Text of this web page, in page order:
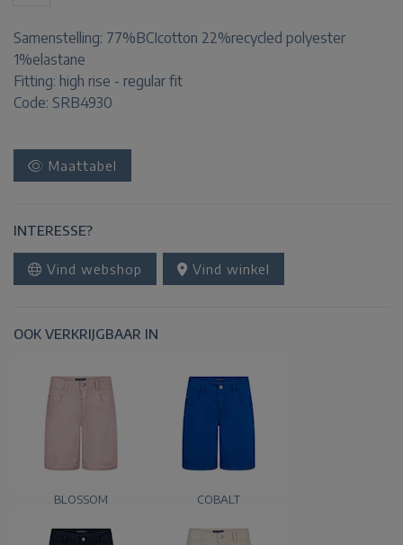
Samenstelling: 77%BCIcotton 22%recycled polyester
1%elastane
Fitting: high rise - regular fit
Code: SRB4930
Maattabel
INTERESSE?
Vind webshop Vind winkel
OOK VERKRIJGBAAR IN
BLOSSOM COBALT